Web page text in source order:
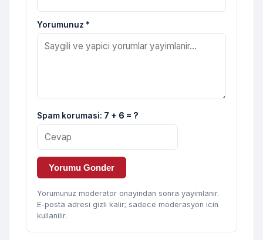
Yorumunuz *
Spam korumasi: 7 + 6 = ?
Yorumu Gonder
Yorumunuz moderator onayindan sonra yayimlanir.
E-posta adresi gizli kalir; sadece moderasyon icin
kullanilir.